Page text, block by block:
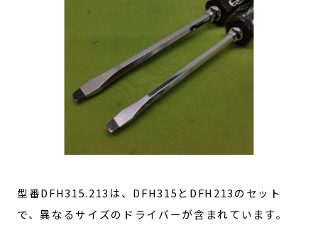
型番DFH315.213は、DFH315とDFH213のセット
で、異なるサイズのドライバーが含まれています。